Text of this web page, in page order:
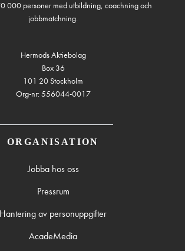
000 personer med utbildning, coachning och
jobbmatchning.
Hermods Aktiebolag
Box 36
101 20 Stockholm
Org-nr: 556044-0017
ORGANISATION
Jobba hos oss
Pressrum
Hantering av personuppgifter
AcadeMedia